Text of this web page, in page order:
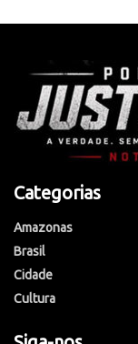
Categorias
Amazonas
Brasil
Cidade
Cultura